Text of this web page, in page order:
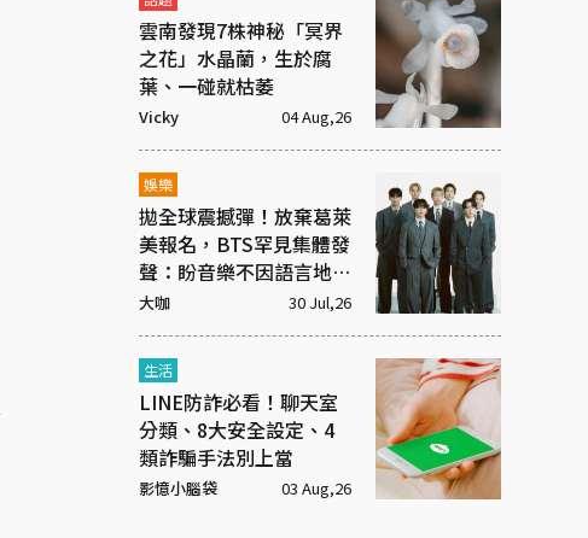
雲南發現7株神秘「冥界
之花」水晶蘭，生於腐
葉、一碰就枯萎
Vicky 04 Aug,26
娛樂
拋全球震撼彈！放棄葛萊
美報名，BTS罕見集體發
聲：盼音樂不因語言地區
被區分
大咖 30 Jul,26
生活
LINE防詐必看！聊天室
分類、8大安全設定、4
類詐騙手法別上當
影憶小腦袋 03 Aug,26